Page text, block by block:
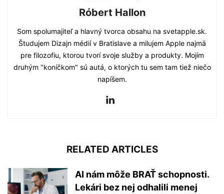
Róbert Hallon
Som spolumajiteľ a hlavný tvorca obsahu na svetapple.sk.
Študujem Dizajn médií v Bratislave a milujem Apple najmä
pre filozofiu, ktorou tvorí svoje služby a produkty. Mojím
druhým "koníčkom" sú autá, o ktorých tu sem tam tiež niečo
napíšem.
RELATED ARTICLES
AI nám môže BRAŤ schopnosti.
Lekári bez nej odhalili menej